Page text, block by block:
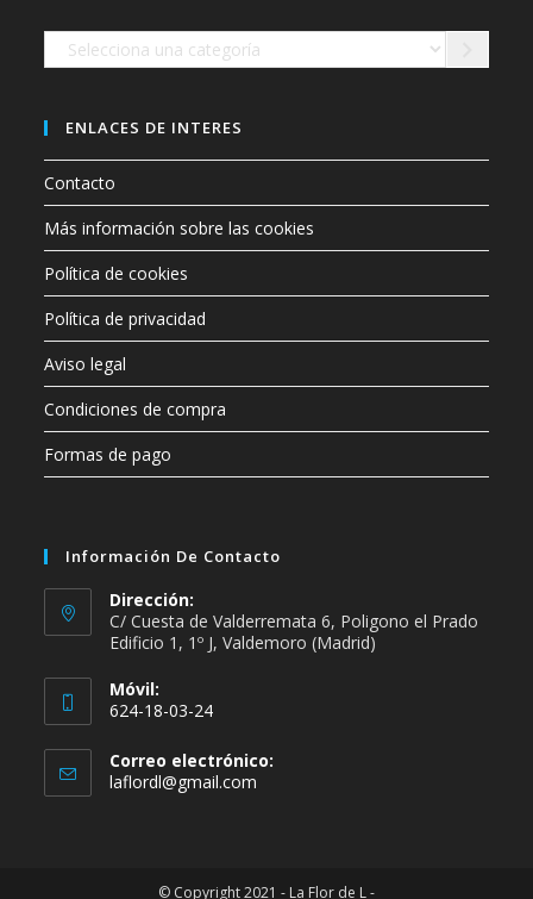
Selecciona
una
ENLACES DE INTERES
Contacto
Más información sobre las cookies
Política de cookies
Política de privacidad
Aviso legal
Condiciones de compra
Formas de pago
Información De Contacto
Dirección:
C/ Cuesta de Valderremata 6, Poligono el Prado
Edificio 1, 1º J, Valdemoro (Madrid)
Móvil:
624-18-03-24
abre
en
Correo electrónico:
laflordl@gmail.com
© Copyright 2021 - La Flor de L -